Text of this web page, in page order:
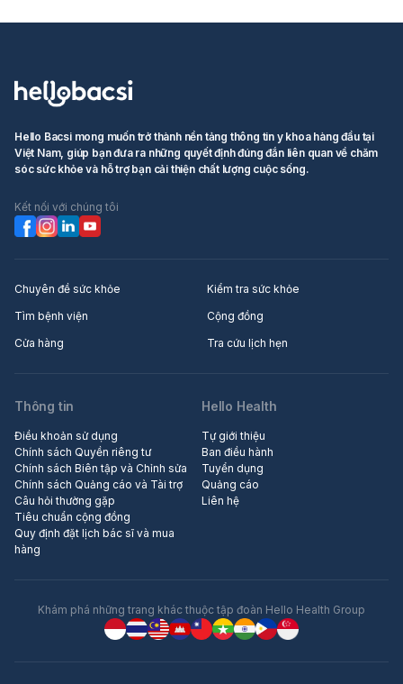
Hello Bacsi mong muốn trở thành nền tảng thông tin y khoa hàng đầu tại
Việt Nam, giúp bạn đưa ra những quyết định đúng đắn liên quan về chăm
sóc sức khỏe và hỗ trợ bạn cải thiện chất lượng cuộc sống.
Kết nối với chúng tôi
Chuyên đề sức khỏe
Kiểm tra sức khỏe
Tìm bệnh viện
Cộng đồng
Cửa hàng
Tra cứu lịch hẹn
Thông tin
Điều khoản sử dụng
Chính sách Quyền riêng tư
Chính sách Biên tập và Chỉnh sửa
Chính sách Quảng cáo và Tài trợ
Câu hỏi thường gặp
Tiêu chuẩn cộng đồng
Quy định đặt lịch bác sĩ và mua
hàng
Hello Health
Tự giới thiệu
Ban điều hành
Tuyển dụng
Quảng cáo
Liên hệ
Khám phá những trang khác thuộc tập đoàn Hello Health Group